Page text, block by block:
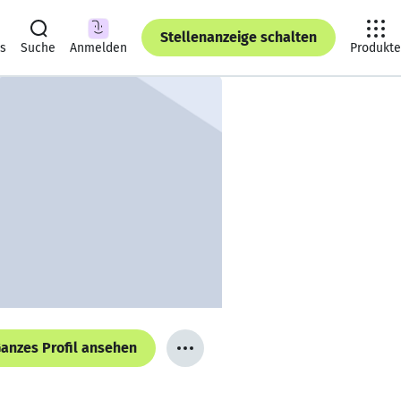
Suche Anmelden
Stellenanzeige schalten
Produkte
Profil ansehen